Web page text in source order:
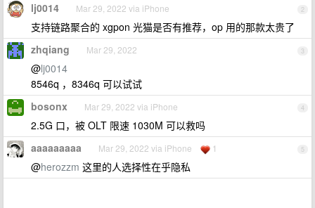
2
lj0014 Mar 29, 2022 via iPhone
支持链路聚合的 xgpon 光猫是否有推荐，op 用的那款太贵了
3
zhqiang Mar 29, 2022
@lj0014
8546q ，8346q 可以试试
4
bosonx Mar 29, 2022 via iPhone
2.5G 口，被 OLT 限速 1030M 可以救吗
5
aaaaaaaaa Mar 29, 2022 via iPhone 1
@herozzm 这里的人选择性在乎隐私